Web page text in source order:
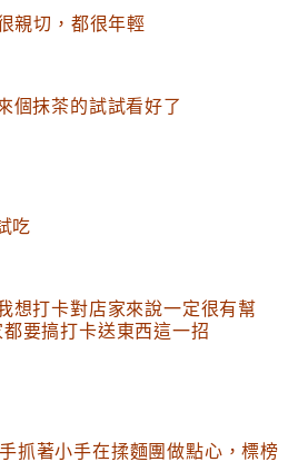
親切 ，都很年輕
個抹茶的試試看好了
吃
想打卡對店家來說一定很有幫
要搞打卡送東西這一招
抓著小手在揉麵團做點心 ，標榜